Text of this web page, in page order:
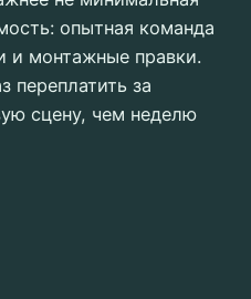
опытная команда
и монтажные правки.
переплатить за
сцену, чем неделю